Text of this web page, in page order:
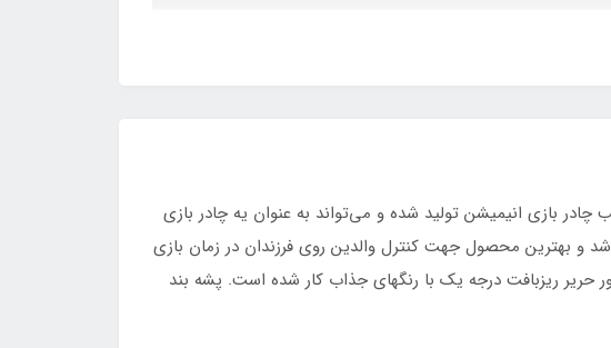
بازی انیمیشن تولید شده و می‌تواند به عنوان یه چادر بازی
و بهترین محصول جهت کنترل والدین روی فرزندان در زمان بازی
ریزبافت درجه یک با رنگهای جذاب کار شده است. پشه بند